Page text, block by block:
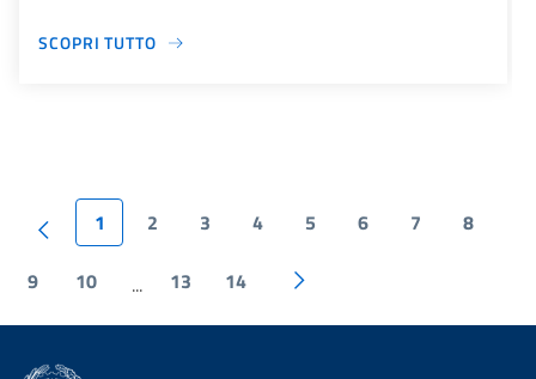
SCOPRI TUTTO
1 2 3 4 5 6 7 8
9 10 ... 13 14